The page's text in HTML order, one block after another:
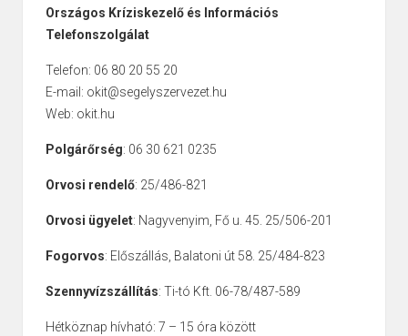
Országos Kríziskezelő és Információs
Telefonszolgálat
Telefon: 06 80 20 55 20
E-mail: okit@segelyszervezet.hu
Web: okit.hu
Polgárőrség: 06 30 621 0235
Orvosi rendelő: 25/486-821
Orvosi ügyelet: Nagyvenyim, Fő u. 45. 25/506-201
Fogorvos: Előszállás, Balatoni út 58. 25/484-823
Szennyvízszállítás: Ti-tó Kft. 06-78/487-589
Hétköznap hívható: 7 – 15 óra között